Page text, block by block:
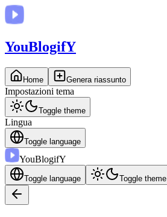
YouBlogifY
Home Genera riassunto
Impostazioni tema
Toggle theme
Lingua
Toggle language
YouBlogifY
Toggle language Toggle theme